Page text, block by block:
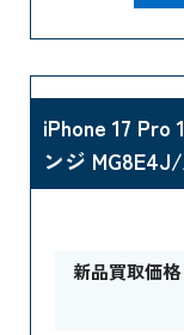
iPhone 17 Pro
ンジ
新品買取価格